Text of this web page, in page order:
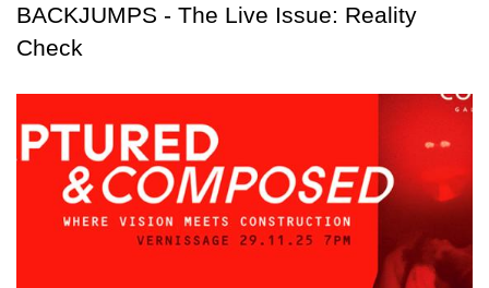
BACKJUMPS - The Live Issue: Reality
Check